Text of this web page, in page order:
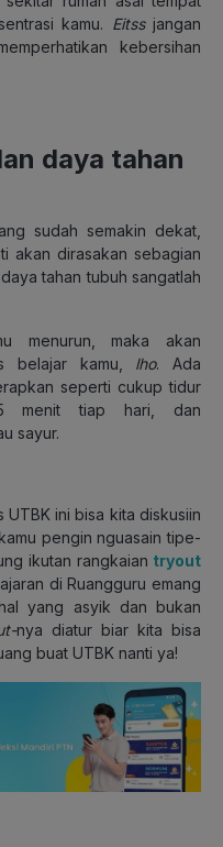
kamu. Eitssjangan
kebersihan
daya tahan
sudah semakin dekat,
akan dirasakan sebagian
tahan tubuh sangatlah
menurun, maka akan
belajar kamu, lho. Ada
seperti cukup tidur
menit tiap hari, dan
sayur.
UTBK ini bisa kita diskusiin
pengin nguasain tipe-
ikutan rangkaian tryout
di Ruangguru emang
yang asyik dan bukan
nya diatur biar kita bisa
buat UTBK nanti ya!